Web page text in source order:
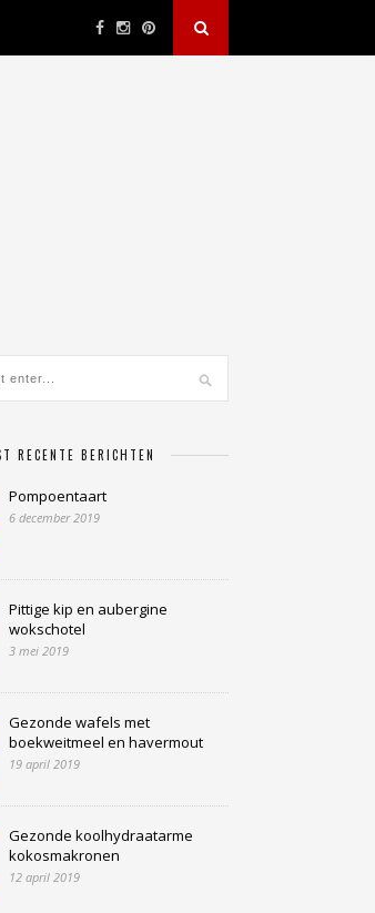
RECENTE BERICHTEN
Pompoentaart
6 december 2019
Pittige kip en aubergine
wokschotel
3 mei 2019
Gezonde wafels met
boekweitmeel en havermout
19 april 2019
Gezonde koolhydraatarme
kokosmakronen
12 april 2019